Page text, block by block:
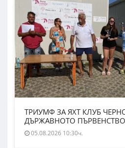
ТРИУМФ ЗА ЯХТ КЛУБ
ДЪРЖАВНОТО
05.08.2026 10:30ч.